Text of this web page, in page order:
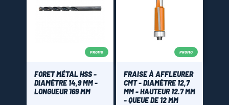
PROMO
FORET MÉTAL HSS -
DIAMÈTRE 14,9 MM -
LONGUEUR 169 MM
PROMO
FRAISE À AFFLEURER
CMT - DIAMÈTRE 12,7
MM - HAUTEUR 12.7 MM
- QUEUE DE 12 MM